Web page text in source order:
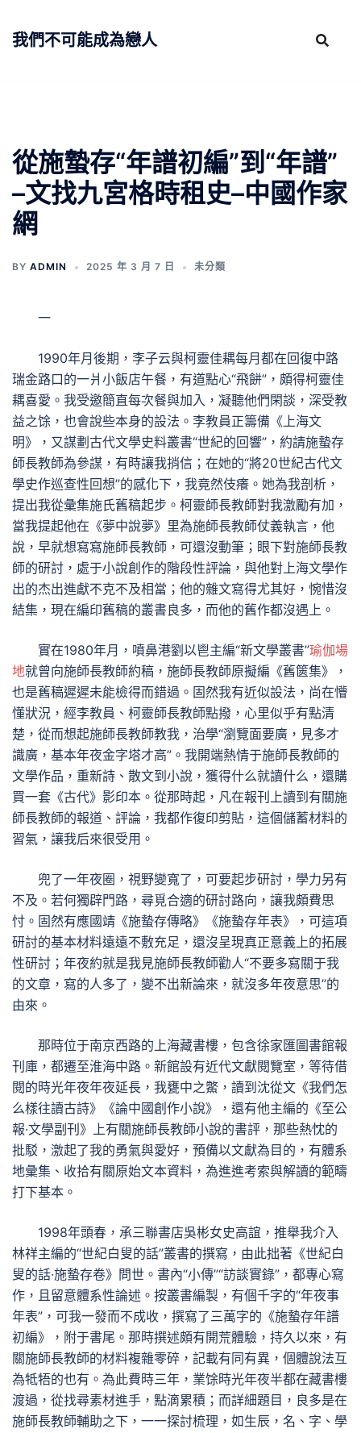
我們不可能成為戀人
從施蟄存“年譜初編”到“年譜”
–文找九宮格時租史–中國作家
網
BY ADMIN 2025 年 3 月 7 日 未分類
一
1990年月後期，李子云與柯靈佳耦每月都在回復中路
瑞金路口的一爿小飯店午餐，有道點心“飛餅”，頗得柯靈佳
耦喜愛。我受邀簡直每次餐與加入，凝聽他們閑談，深受教
益之馀，也會說些本身的設法。李教員正籌備《上海文
明》，又謀劃古代文學史料叢書“世紀的回響”，約請施蟄存
師長教師為參謀，有時讓我捎信；在她的“將20世紀古代文
學史作巡查性回想”的感化下，我竟然伎癢。她為我剖析，
提出我從彙集施氏舊稿起步。柯靈師長教師對我激勵有加，
當我提起他在《夢中說夢》里為施師長教師仗義執言，他
說，早就想寫寫施師長教師，可還沒動筆；眼下對施師長教
師的研討，處于小說創作的階段性評論，與他對上海文學作
出的杰出進獻不克不及相當；他的雜文寫得尤其好，惋惜沒
結集，現在編印舊稿的叢書良多，而他的舊作都沒遇上。
實在1980年月，噴鼻港劉以鬯主編“新文學叢書”瑜伽場
地就曾向施師長教師約稿，施師長教師原擬編《舊篋集》，
也是舊稿遲遲未能檢得而錯過。固然我有近似設法，尚在懵
懂狀況，經李教員、柯靈師長教師點撥，心里似乎有點清
楚，從而想起施師長教師教我，治學“瀏覽面要廣，見多才
識廣，基本年夜金字塔才高”。我開端熱情于施師長教師的
文學作品，重新詩、散文到小說，獲得什么就讀什么，還購
買一套《古代》影印本。從那時起，凡在報刊上讀到有關施
師長教師的報道、評論，我都作復印剪貼，這個儲蓄材料的
習氣，讓我后來很受用。
兜了一年夜圈，視野變寬了，可要起步研討，學力另有
不及。若何獨辟門路，尋覓合適的研討路向，讓我頗費思
忖。固然有應國靖《施蟄存傳略》《施蟄存年表》，可這項
研討的基本材料遠遠不敷充足，還沒呈現真正意義上的拓展
性研討；年夜約就是我見施師長教師勸人“不要多寫關于我
的文章，寫的人多了，變不出新論來，就沒多年夜意思”的
由來。
那時位于南京西路的上海藏書樓，包含徐家匯圖書館報
刊庫，都遷至淮海中路。新館設有近代文獻閱覽室，等待借
閱的時光年夜年夜延長，我甕中之鱉，讀到沈從文《我們怎
么樣往讀古詩》《論中國創作小說》，還有他主編的《至公
報·文學副刊》上有關施師長教師小說的書評，那些熱忱的
批駁，激起了我的勇氣與愛好，預備以文獻為目的，有體系
地彙集、收拾有關原始文本資料，為進進考索與解讀的範疇
打下基本。
1998年頭春，承三聯書店吳彬女史高誼，推舉我介入
林祥主編的“世紀白叟的話”叢書的撰寫，由此拙著《世紀白
叟的話·施蟄存卷》問世。書內“小傳”“訪談實錄”，都專心寫
作，且留意體系性論述。按叢書編製，有個千字的“年夜事
年表”，可我一發而不成收，撰寫了三萬字的《施蟄存年譜
初編》，附于書尾。那時撰述頗有開荒體驗，持久以來，有
關施師長教師的材料複雜零碎，記載有同有異，個體說法互
為牴牾的也有。為此費時三年，業馀時光年夜半都在藏書樓
渡過，從找尋素材進手，點滴累積；而詳細題目，良多是在
施師長教師輔助之下，一一探討梳理，如生辰，名、字、學